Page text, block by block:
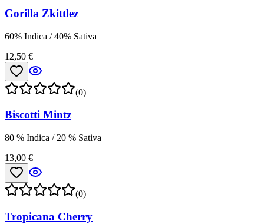
Gorilla Zkittlez
60% Indica / 40% Sativa
12,50 €
(0)
Biscotti Mintz
80 % Indica / 20 % Sativa
13,00 €
(0)
Tropicana Cherry